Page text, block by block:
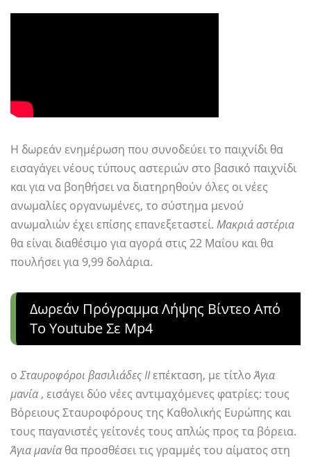
Η δωρεάν ενημέρωση που συνοδεύει το παιχνίδι θα
εισαγάγει νέους τύπους αστεριών στο βασικό παιχνίδι
και για να βοηθήσει να διατηρηθούν όλες οι νέες
ανωμαλίες οργανωμένες, το σύστημα μενού
ανωμαλιών έχει επίσης επανεξεταστεί. Μακριά αστέρια
θα είναι διαθέσιμο για αγορά στις 22 Μαΐου και θα
πουλήσει για 9,99 δολάρια.
Δωρεάν Πρόγραμμα Λήψης Βίντεο Από
Το Youtube Σε Mp4
ο Σταυροφόροι βασιλιάδες ΙΙεπέκταση, με τίτλοΆγια
μανία , εισάγει δύο νέες αντιμαχόμενες φατρίες: τους
Βόρειους Σταυροφόρους της Καθολικής Ευρώπης και
τους παγανιστές γείτονές τους απλώς προς τα βόρεια.
Άγια μανία θα προσθέσει τις γραμμές του αίματος στη